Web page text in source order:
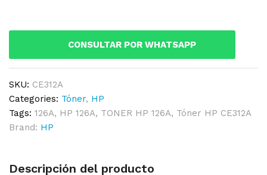
quantity
CONSULTAR POR WHATSAPP
SKU: CE312A
Categories: Tóner, HP
Tags: 126A, HP 126A, TONER HP 126A, Tóner HP CE312A
Brand: HP
Descripción del producto